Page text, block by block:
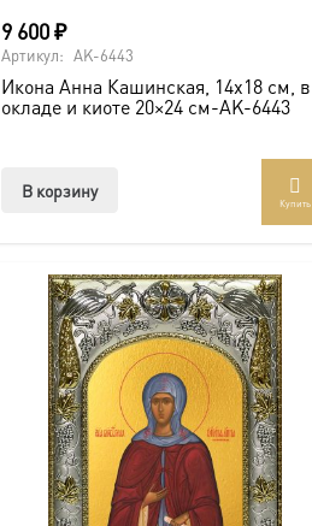
9 600₽
Артикул: AK-6443
Икона Анна Кашинская, 14х18 см, в
окладе и киоте 20×24 см-AK-6443
В корзину
Купить